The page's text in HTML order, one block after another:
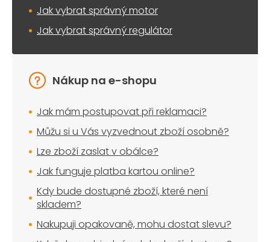
Jak vybrat správný motor
Jak vybrat správný regulátor
Nákup na e-shopu
Jak mám postupovat při reklamaci?
Můžu si u Vás vyzvednout zboží osobně?
Lze zboží zaslat v obálce?
Jak funguje platba kartou online?
Kdy bude dostupné zboží, které není
skladem?
Nakupuji opakovaně, mohu dostat slevu?